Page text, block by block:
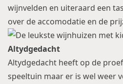
wijnvelden en uiteraard een
over de accomodatie en de
Altydgedacht
Altydgedacht heeft op de
speeltuin maar er is wel weer